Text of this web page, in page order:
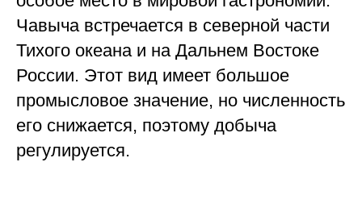
Чавыча встречается в северной части
Тихого океана и на Дальнем Востоке
России. Этот вид имеет большое
промысловое значение, но численность
его снижается, поэтому добыча
регулируется.